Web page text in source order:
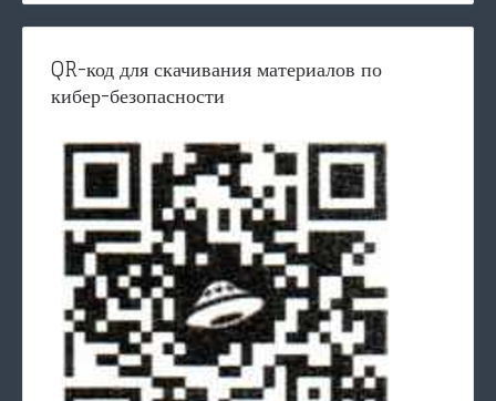
QR-код для скачивания материалов по
кибер-безопасности